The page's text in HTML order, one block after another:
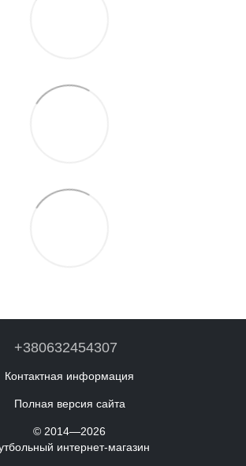
+380632454307
Контактная информация
Полная версия сайта
© 2014—2026
интернет-магазин